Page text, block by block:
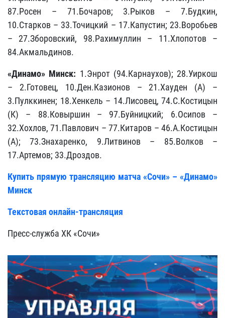
87.Росен – 71.Бочаров; 3.Рыков – 7.Будкин,
10.Старков – 33.Точицкий – 17.Капустин; 23.Воробьев
– 27.Зборовский, 98.Рахимуллин – 11.Хлопотов –
84.Акмальдинов.
«Динамо» Минск: 1.Энрот (94.Карнаухов); 28.Уиркош
– 2.Готовец, 10.Ден.Казионов – 21.Хауден (А) –
3.Пулккинен; 18.Хенкель – 14.Лисовец, 74.С.Костицын
(К) – 88.Ковыршин – 97.Буйницкий; 6.Осипов –
32.Хохлов, 71.Павлович – 77.Китаров – 46.А.Костицын
(А); 73.Знахаренко, 9.Литвинов – 85.Волков –
17.Артемов; 33.Дроздов.
Купить прямую трансляцию матча «Сочи» – «Динамо»
Минск
Текстовая онлайн-трансляция
Пресс-служба ХК «Сочи»